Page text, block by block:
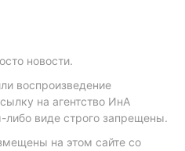
новости.
воспроизведение
на агентство ИнА
либо виде строго запрещены.
на этом сайте со